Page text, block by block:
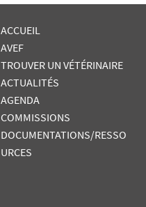
ACCUEIL
AVEF
TROUVER UN VÉTÉRINAIRE
ACTUALITÉS
AGENDA
COMMISSIONS
DOCUMENTATIONS/RESSO
URCES